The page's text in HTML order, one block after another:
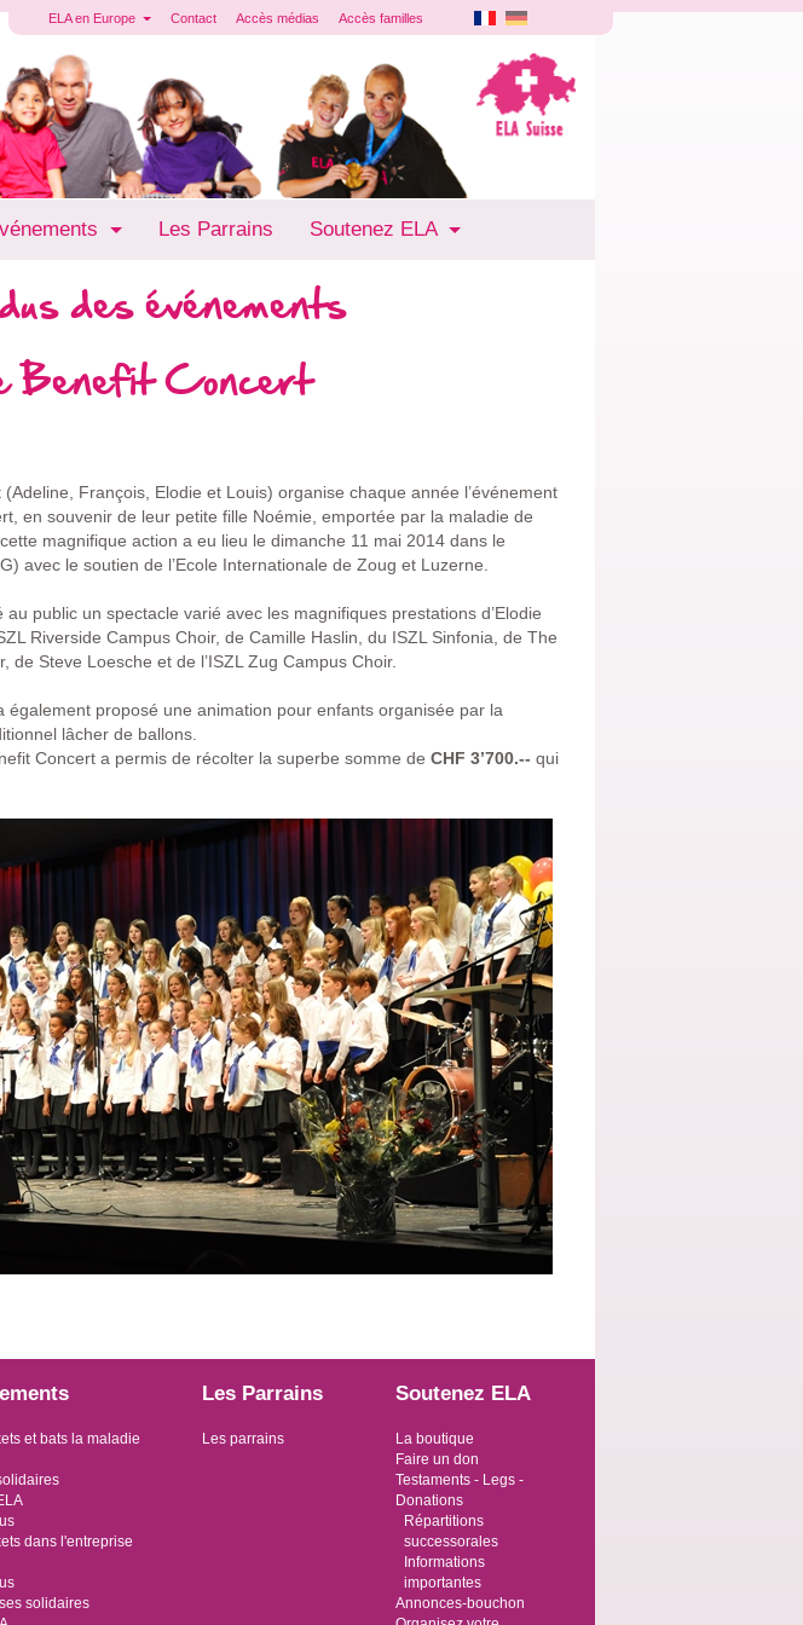
ELA en Europe Contact Accès médias Accès familles
Les Parrains Soutenez ELA
des événements
Benefit Concert
François, Elodie et Louis) organise chaque année l’événement
en souvenir de leur petite fille Noémie, emportée par la maladie de
magnifique action a eu lieu le dimanche 11 mai 2014 dans le
avec le soutien de l’Ecole Internationale de Zoug et Luzerne.
public un spectacle varié avec les magnifiques prestations d’Elodie
Riverside Campus Choir, de Camille Haslin, du ISZL Sinfonia, de The
de Steve Loesche et de l’ISZL Zug Campus Choir.
également proposé une animation pour enfants organisée par la
lâcher de ballons.
Concert a permis de récolter la superbe somme de CHF 3’700.-- qui
et bats la maladie
dans l'entreprise
solidaires
Les Parrains
Les parrains
Soutenez ELA
La boutique
Faire un don
Testaments - Legs -
Donations
Répartitions
successorales
Informations
importantes
Annonces-bouchon